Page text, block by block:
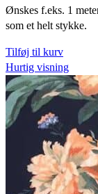
Ønskes f.eks. 1
som et helt stykke.
Tilføj til kurv
Hurtig visning